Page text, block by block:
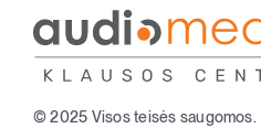
© 2025 Visos teisės saugomos.